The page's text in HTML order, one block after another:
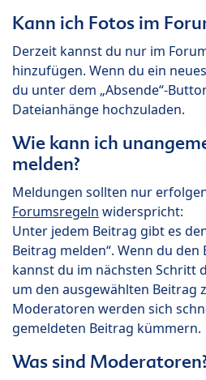
Kann ich Fotos im
Derzeit kannst du nur im
hinzufügen. Wenn du ein
du unter dem „Absende“-
Dateianhänge hochzuladen.
Wie kann ich
melden?
Meldungen sollten nur
Forumsregeln widerspricht:
Unter jedem Beitrag gibt es
Beitrag melden“. Wenn du
kannst du im nächsten Schritt
um den ausgewählten Beitrag
Moderatoren werden sich
gemeldeten Beitrag kümmern.
Was sind